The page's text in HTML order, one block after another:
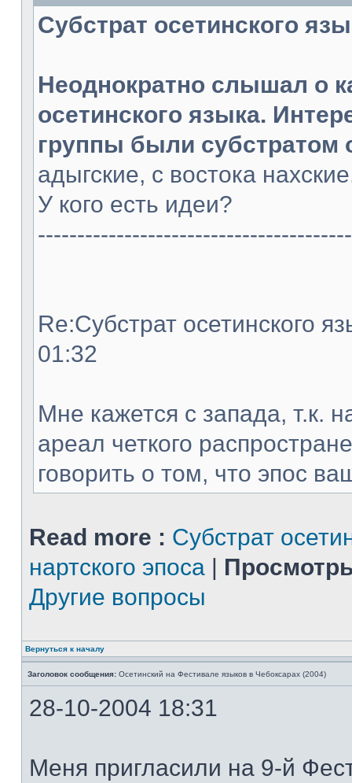
Субстрат осетинского
Неоднократно слышал о
осетинского языка.
группы были субстратом
адыгские, с востока
У кого есть идеи?
Re:Субстрат осетинского
01:32
Мне кажется с запада, т.к.
ареал четкого
говорить о том, что эпос
Read more : Субстрат
нартского эпоса |
Другие вопросы
Вернуться к началу
Заголовок сообщения: Осетинский на Фестивале языков в Чебоксарах (2004)
28-10-2004 18:31
Меня пригласили на 9-й